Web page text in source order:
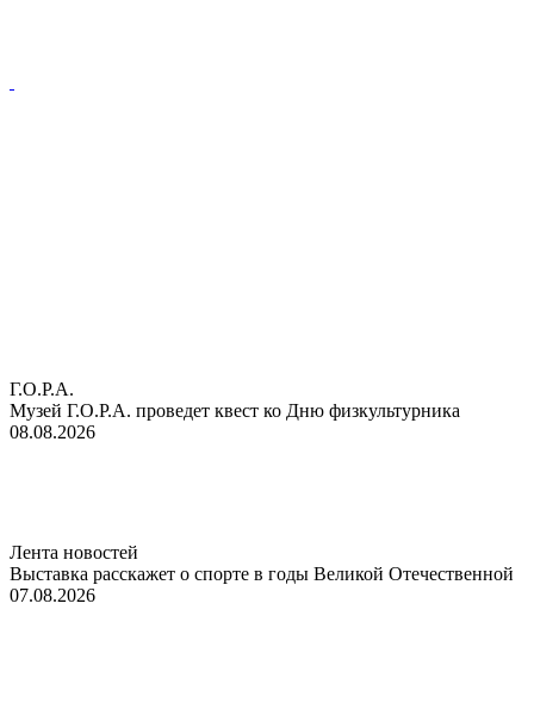
Г.О.Р.А.
Музей Г.О.Р.А. проведет квест ко Дню физкультурника
08.08.2026
Лента новостей
Выставка расскажет о спорте в годы Великой Отечественной
07.08.2026